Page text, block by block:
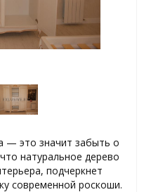
— это значит забыть о
натуральное дерево
подчеркнет
современной роскоши.